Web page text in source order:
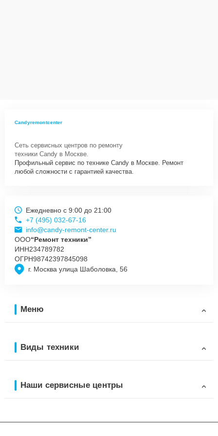
Candyremontcenter
Сеть сервисных центров по ремонту
техники Candy в Москве.
Профильный сервис по технике Candy в Москве. Ремонт
любой сложности с гарантией качества.
г. Москва улица Шаболовка, 56
Ежедневно с 9:00 до 21:00
+7 (495) 032-67-16
info@candy-remont-center.ru
ООО“Ремонт техники”
ИНН234789782
ОГРН98742397845098
Меню
Виды техники
Наши сервисные центры